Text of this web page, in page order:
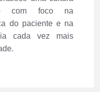
em situações de
uma cultura
com foco na
cada vez mais